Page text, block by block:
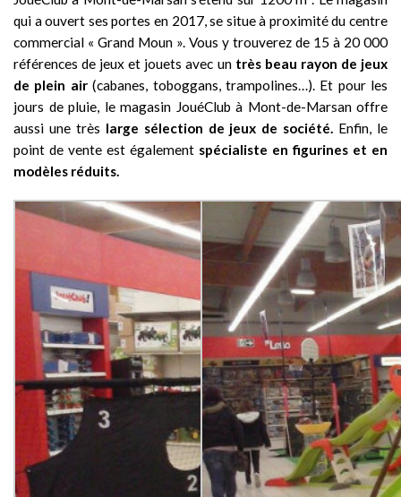
qui a ouvert ses portes en 2017, se situe à proximité du centre
commercial « Grand Moun ». Vous y trouverez de 15 à 20 000
références de jeux et jouets avec un très beau rayon de jeux
de plein air(cabanes, toboggans, trampolines…). Et pour les
jours de pluie, le magasin JouéClub à Mont-de-Marsan offre
aussi une très large sélection de jeux de société. Enfin, le
point de vente est également spécialiste en figurines et en
modèles réduits.